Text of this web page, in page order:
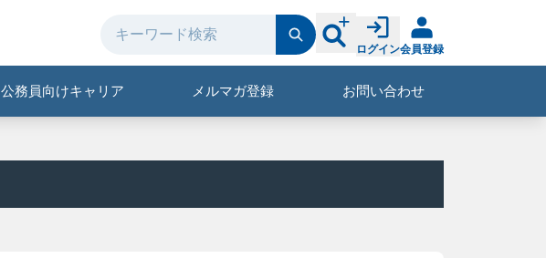
ログイン会員登録
公務員向けキャリア メルマガ登録 お問い合わせ